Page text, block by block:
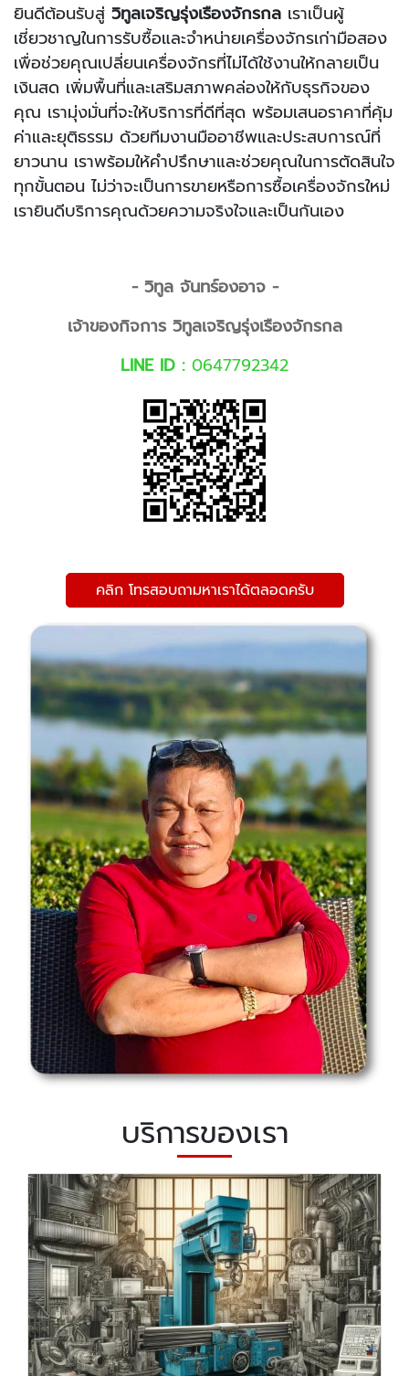
ยินดีต้อนรับสู่ วิทูลเจริญรุ่งเรืองจักรกล เราเป็นผู้
เชี่ยวชาญในการรับซื้อและจำหน่ายเครื่องจักรเก่ามือสอง
เพื่อช่วยคุณเปลี่ยนเครื่องจักรที่ไม่ได้ใช้งานให้กลายเป็น
เงินสด เพิ่มพื้นที่และเสริมสภาพคล่องให้กับธุรกิจของ
คุณ เรามุ่งมั่นที่จะให้บริการที่ดีที่สุด พร้อมเสนอราคาที่คุ้ม
ค่าและยุติธรรม ด้วยทีมงานมืออาชีพและประสบการณ์ที่
ยาวนาน เราพร้อมให้คำปรึกษาและช่วยคุณในการตัดสินใจ
ทุกขั้นตอน ไม่ว่าจะเป็นการขายหรือการซื้อเครื่องจักรใหม่
เรายินดีบริการคุณด้วยความจริงใจและเป็นกันเอง
- วิทูล จันทร์องอาจ -
เจ้าของกิจการ วิทูลเจริญรุ่งเรืองจักรกล
LINE ID : 0647792342
คลิก โทรสอบถามหาเราได้ตลอดครับ
บริการของเรา